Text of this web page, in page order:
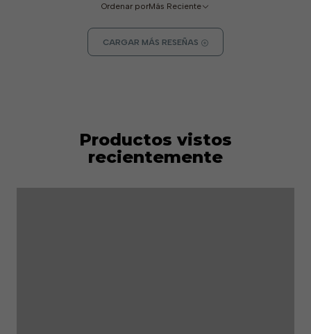
Ordenar porMás Reciente
CARGAR MÁS RESEÑAS
Productos vistos
recientemente